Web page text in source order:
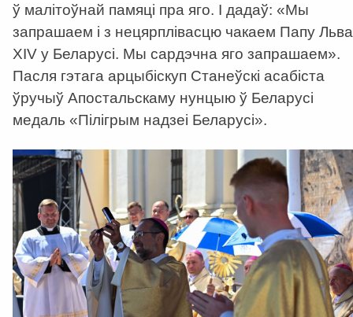
ў малітоўнай памяці пра яго. І дадаў: «Мы
запрашаем і з нецярплівасцю чакаем Папу Льва
XIV у Беларусі. Мы сардэчна яго запрашаем».
Пасля гэтага арцыбіскуп Станеўскі асабіста
ўручыў Апостальскаму нунцыю ў Беларусі
медаль «Пілігрым надзеі Беларусі».